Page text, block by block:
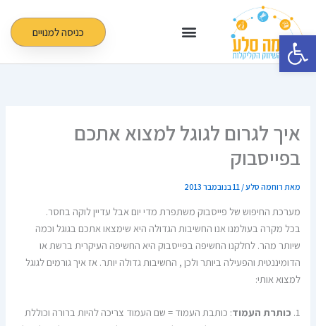
פתח סרגל נגישות
לתוכן
כניסה למנויים
איך לגרום לגוגל למצוא אתכם
בפייסבוק
מאת רוחמה סלע/11 בנובמבר 2013
מערכת החיפוש של פייסבוק משתפרת מדי יום אבל עדיין לוקה בחסר.
בכל מקרה בעולמנו אנו החשיבות הגדולה היא שימצאו אתכם בגוגל וכמה
שיותר מהר. לחלקנו החשיפה בפייסבוק היא החשיפה העיקרית ברשת או
הדומיננטית והפעילה ביותר ולכן , החשיבות גדולה יותר. אז איך גורמים לגוגל
למצוא אותי:
1. כותרת העמוד: כותבת העמוד = שם העמוד צריכה להיות ברורה וכוללת